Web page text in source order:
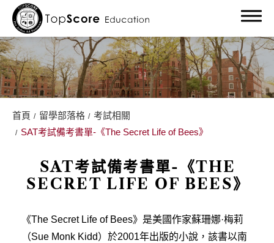
首頁 留學部落格
考試相關
SAT考試備考書單-《The Secret Life of Bees》
SAT考試備考書單-《THE
SECRET LIFE OF BEES》
《The Secret Life of Bees》是美國作家蘇珊娜·梅莉
（Sue Monk Kidd）於2001年出版的小說，該書以南
關於我們
留學部落格
學校相關